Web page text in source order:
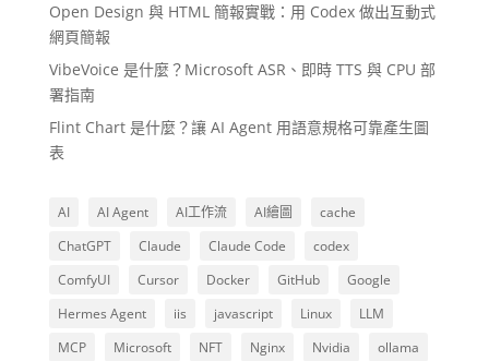
Open Design 與 HTML 簡報實戰：用 Codex 做出互動式
網頁簡報
VibeVoice 是什麼？Microsoft ASR、即時 TTS 與 CPU 部
署指南
Flint Chart 是什麼？讓 AI Agent 用語意規格可靠產生圖
表
AI AI Agent AI工作流 AI繪圖
cache
ChatGPT
Claude Claude Code
codex
ComfyUI
Cursor Docker GitHub
Google
Hermes Agent
iis javascript Linux
LLM
MCP
Microsoft NFT Nginx Nvidia
ollama